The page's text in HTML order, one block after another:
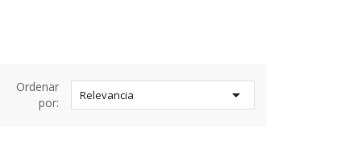
Ordenar
por:
Relevancia 